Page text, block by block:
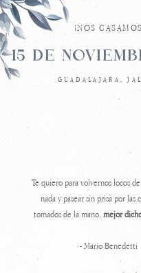
¡NOS
15 DE
GUADALAJARA,
Te quiero para volvernos locos
nada y pasear sin prisa por las
tomados de la mano, mejor
- Mario Benedetti